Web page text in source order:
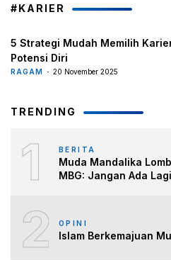
#KARIER
5 Strategi Mudah Memilih
Potensi Diri
RAGAM 20 November 2025
TRENDING
1 BERITA
Muda Mandalika
MBG: Jangan Ada
2 OPINI
Islam Berkemajuan